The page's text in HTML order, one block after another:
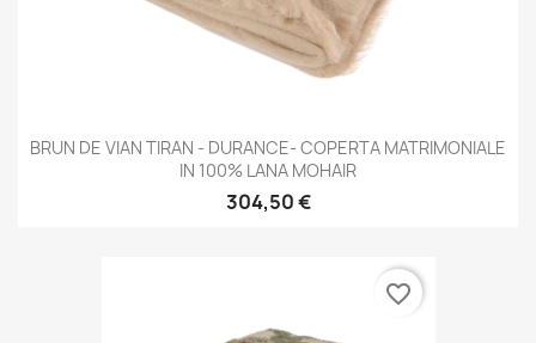
BRUN DE VIAN TIRAN - DURANCE- COPERTA MATRIMONIALE
IN 100% LANA MOHAIR
304,50 €
favorite_border